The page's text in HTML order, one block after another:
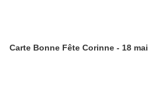
Carte Bonne Fête Corinne - 18 mai